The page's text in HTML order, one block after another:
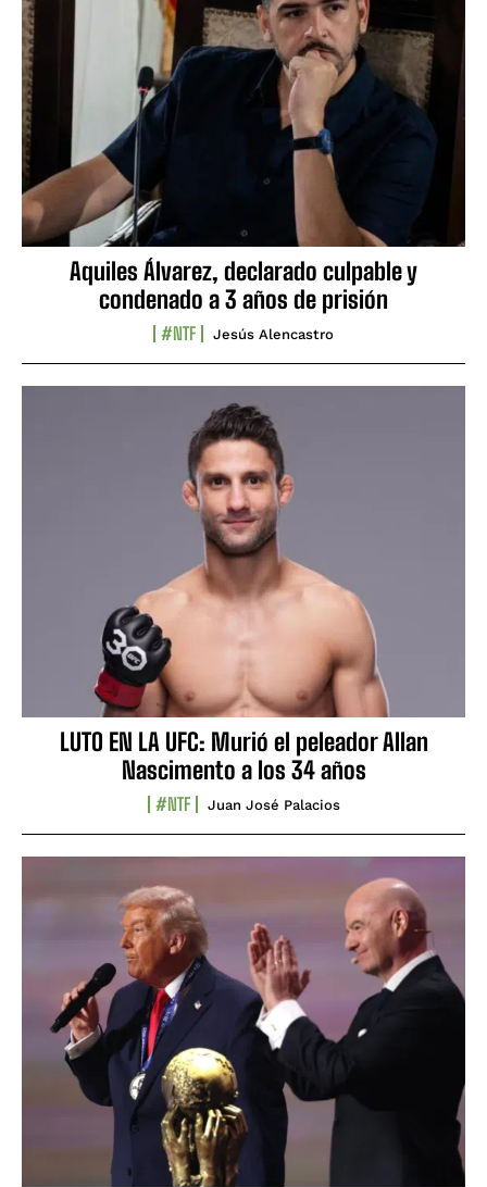
Aquiles Álvarez, declarado culpable y
condenado a 3 años de prisión
#NTF Jesús Alencastro
LUTO EN LA UFC: Murió el peleador Allan
Nascimento a los 34 años
#NTF Juan José Palacios